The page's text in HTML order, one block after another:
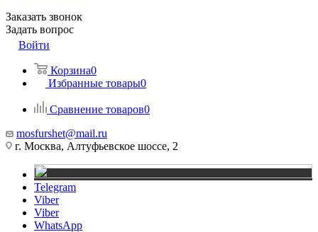
Заказать звонок
Задать вопрос
Войти
Корзина0
Избранные товары0
Сравнение товаров0
mosfurshet@mail.ru
г. Москва, Алтуфьевское шоссе, 2
Telegram
Viber
Viber
WhatsApp